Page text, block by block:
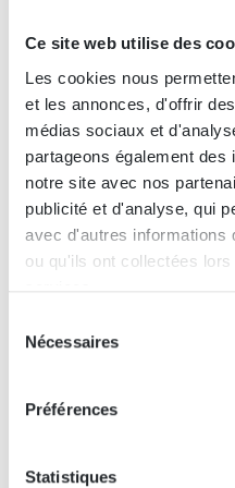
Ce site web utilise des
Les cookies nous
et les annonces, d'offrir
médias sociaux et
partageons également
notre site avec nos
publicité et d'analyse, qui
avec d'autres informations
ou qu'ils ont collectées
Nécessaires
Préférences
Statistiques
brancher les flexibles
force hydraulique.
Tirer le
véhicule ou
Un système
véhicule augmente sa
permettent à
offertes par un
économies ou même